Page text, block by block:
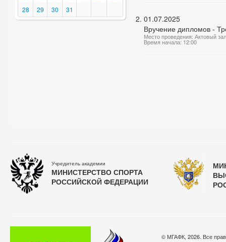
28
29 30 31
01.07.2025
Вручение дипломов -
Место проведения: Актовый
Время начала: 12:00
Учредитель академии
МИНИСТЕРСТВО СПОРТА
РОССИЙСКОЙ ФЕДЕРАЦИИ
© МГАФК, 2026. Все